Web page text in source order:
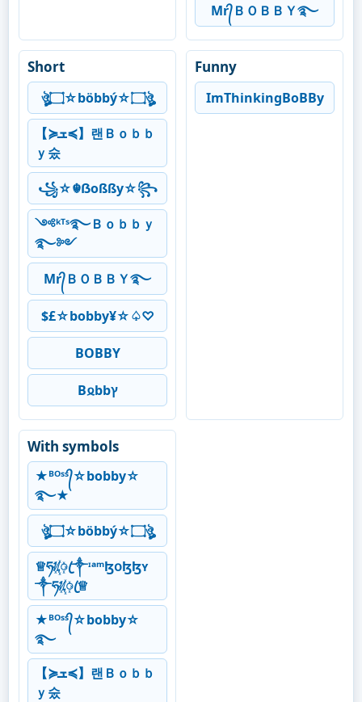
Mr᭄ＢＯＢＢＹ࿐
Short
ঔৣ۝☆böbbý☆۝ঔৣ
【≽ܫ≼】랜Ｂｏｂｂ
ｙ숬
꧁☆☬ẞoßßy☆꧂
༺ᵏᵀˢ࿐Ｂｏｂｂｙ
࿐༻
Mr᭄ＢＯＢＢＹ࿐
$£☆bobby¥☆♤♡
BOBBY
B𐍉bbץ
Funny
ImThinkingBoBBy
With symbols
★ᴮᴼˢˢ᭄☆bobby☆
࿐★
ঔৣ۝☆böbbý☆۝ঔৣ
♕ཧᜰ꙰ꦿ༒ᶦᵃᵐɮօɮɮʏ
༒ཧᜰ꙰ꦿ♕
★ᴮᴼˢˢ᭄☆bobby☆
࿐
【≽ܫ≼】랜Ｂｏｂｂ
ｙ숬